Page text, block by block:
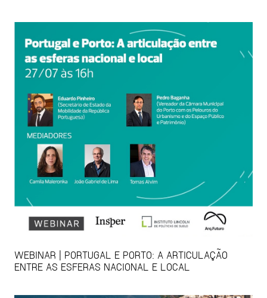
WEBINAR | PORTUGAL E PORTO: A ARTICULAÇÃO
ENTRE AS ESFERAS NACIONAL E LOCAL